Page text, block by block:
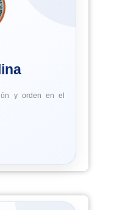
y orden en el